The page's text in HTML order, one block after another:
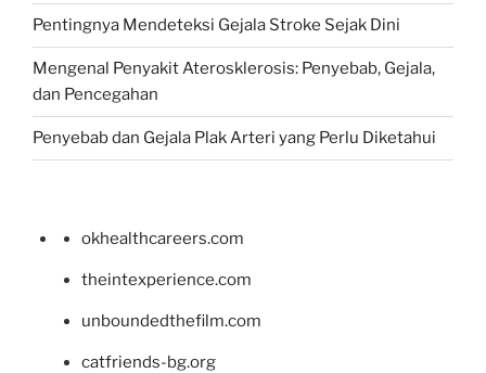
Pentingnya Mendeteksi Gejala Stroke Sejak Dini
Mengenal Penyakit Aterosklerosis: Penyebab, Gejala,
dan Pencegahan
Penyebab dan Gejala Plak Arteri yang Perlu Diketahui
okhealthcareers.com
theintexperience.com
unboundedthefilm.com
catfriends-bg.org